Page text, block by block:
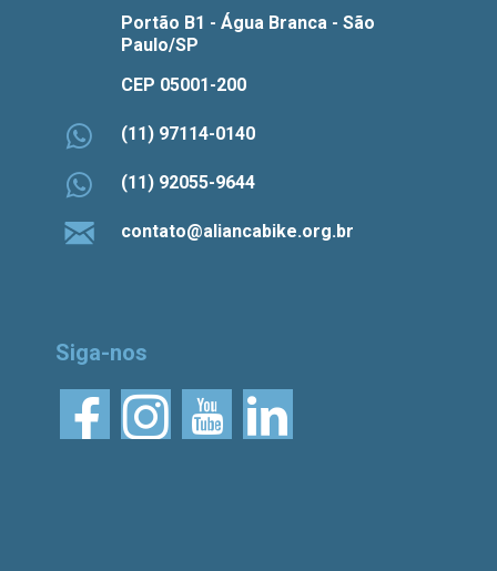
Portão B1 - Água Branca - São
Paulo/SP
CEP 05001-200
(11) 97114-0140
(11) 92055-9644
contato@aliancabike.org.br
Siga-nos